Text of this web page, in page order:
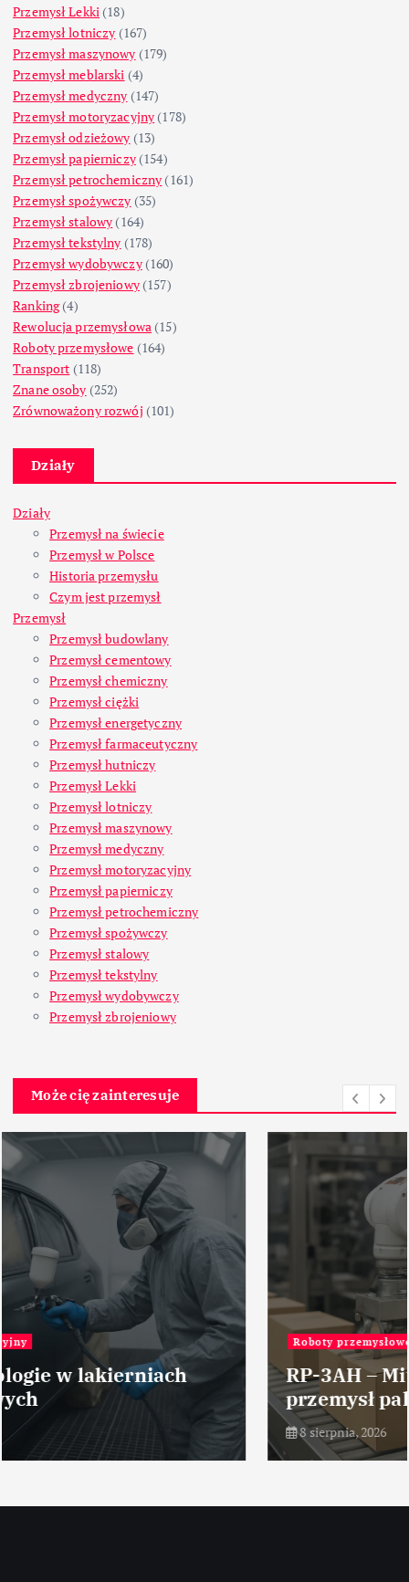
Przemysł Lekki (18)
Przemysł lotniczy (167)
Przemysł maszynowy (179)
Przemysł meblarski (4)
Przemysł medyczny (147)
Przemysł motoryzacyjny (178)
Przemysł odzieżowy (13)
Przemysł papierniczy(154)
Przemysł petrochemiczny (161)
Przemysł spożywczy (35)
Przemysł stalowy (164)
Przemysł tekstylny (178)
Przemysł wydobywczy(160)
Przemysł zbrojeniowy(157)
Ranking(4)
Rewolucja przemysłowa (15)
Roboty przemysłowe (164)
Transport (118)
Znane osoby (252)
Zrównoważony rozwój (101)
Działy
Działy
Przemysł na świecie
Przemysł w Polsce
Historia przemysłu
Czym jest przemysł
Przemysł
Przemysł budowlany
Przemysł cementowy
Przemysł chemiczny
Przemysł ciężki
Przemysł energetyczny
Przemysł farmaceutyczny
Przemysł hutniczy
Przemysł Lekki
Przemysł lotniczy
Przemysł maszynowy
Przemysł medyczny
Przemysł motoryzacyjny
Przemysł papierniczy
Przemysł petrochemiczny
Przemysł spożywczy
Przemysł stalowy
Przemysł tekstylny
Przemysł wydobywczy
Przemysł zbrojeniowy
Może cię zainteresuje
Roboty przemysłowe
RP-3AH – Mitsubishi Electric –
przemysł pakujący – robot
8 sierpnia, 2026